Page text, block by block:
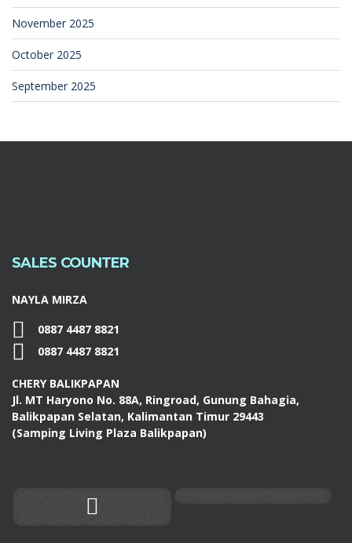
November 2025
October 2025
September 2025
SALES COUNTER
NAYLA MIRZA
0887 4487 8821
0887 4487 8821
CHERY BALIKPAPAN
Jl. MT Haryono No. 88A, Ringroad, Gunung Bahagia,
Balikpapan Selatan, Kalimantan Timur 29443
(Samping Living Plaza Balikpapan)